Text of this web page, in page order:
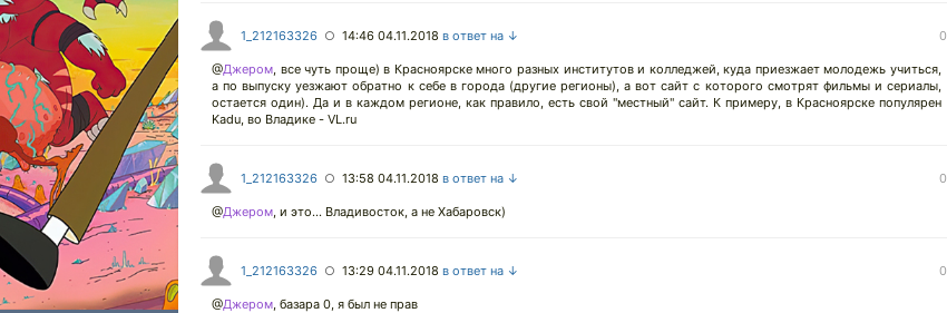
1_212163326 ○ 14:46 04.11.2018 в ответ на ↓ 0
@Джером, все чуть проще) в Красноярске много разных институтов и колледжей, куда приезжает молодежь учиться,
а по выпуску уезжают обратно к себе в города (другие регионы), а вот сайт с которого смотрят фильмы и сериалы,
остается один). Да и в каждом регионе, как правило, есть свой "местный" сайт. К примеру, в Красноярске популярен
Kadu, во Владике - VL.ru
1_212163326 ○ 13:58 04.11.2018 в ответ на ↓ 0
@Джером, и это... Владивосток, а не Хабаровск)
1_212163326 ○ 13:29 04.11.2018 в ответ на ↓ 0
@Джером, базара 0, я был не прав